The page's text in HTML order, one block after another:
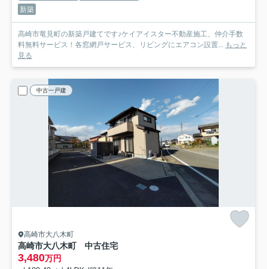
新築
高崎市竜見町の新築戸建てです♪ケイアイスター不動産施工、仲介手数
料無料サービス！各窓網戸サービス、リビングにエアコン設置... もっと
見る
中古一戸建
高崎市大八木町
高崎市大八木町 中古住宅
3,480万円